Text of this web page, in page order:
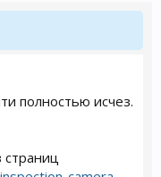
полностью исчез.
страниц